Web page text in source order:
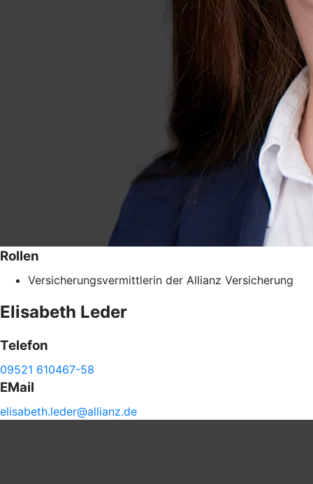
Rollen
Versicherungsvermittlerin der Allianz Versicherung
Elisabeth Leder
Telefon
09521 610467-58
EMail
elisabeth.leder@allianz.de